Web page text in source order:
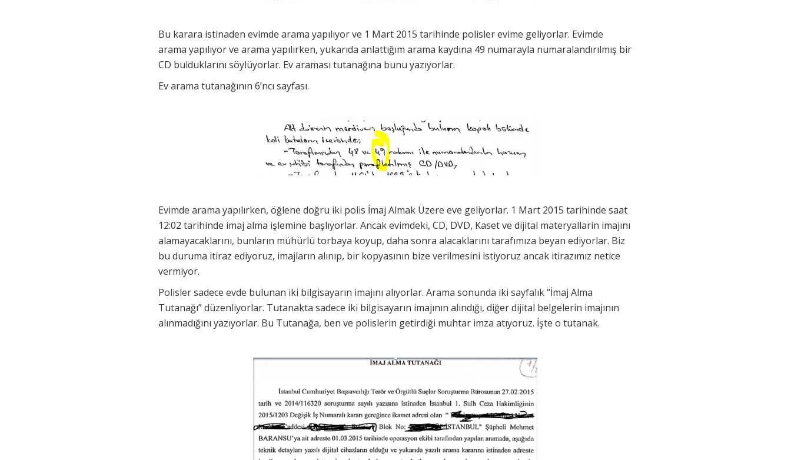
Bu karara istinaden evimde arama yapılıyor ve 1 Mart 2015 tarihinde polisler evime geliyorlar. Evimde
arama yapılıyor ve arama yapılırken, yukarıda anlattığım arama kaydına 49 numarayla numaralandırılmış bir
CD bulduklarını söylüyorlar. Ev araması tutanağına bunu yazıyorlar.
Ev arama tutanağının 6’ncı sayfası.
Evimde arama yapılırken, öğlene doğru iki polis İmaj Almak Üzere eve geliyorlar. 1 Mart 2015 tarihinde saat
12:02 tarihinde imaj alma işlemine başlıyorlar. Ancak evimdeki, CD, DVD, Kaset ve dijital materyallarin imajını
alamayacaklarını, bunların mühürlü torbaya koyup, daha sonra alacaklarını tarafımıza beyan ediyorlar. Biz
bu duruma itiraz ediyoruz, imajların alınıp, bir kopyasının bize verilmesini istiyoruz ancak itirazımız netice
vermiyor.
Polisler sadece evde bulunan iki bilgisayarın imajını alıyorlar. Arama sonunda iki sayfalık “İmaj Alma
Tutanağı” düzenliyorlar. Tutanakta sadece iki bilgisayarın imajının alındığı, diğer dijital belgelerin imajının
alınmadığını yazıyorlar. Bu Tutanağa, ben ve polislerin getirdiği muhtar imza atıyoruz. İşte o tutanak.